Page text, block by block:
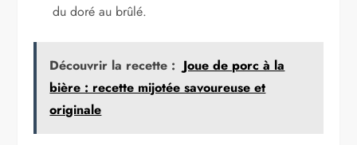
du doré au brûlé.
Découvrir la recette : Joue de porc à la
bière : recette mijotée savoureuse et
originale